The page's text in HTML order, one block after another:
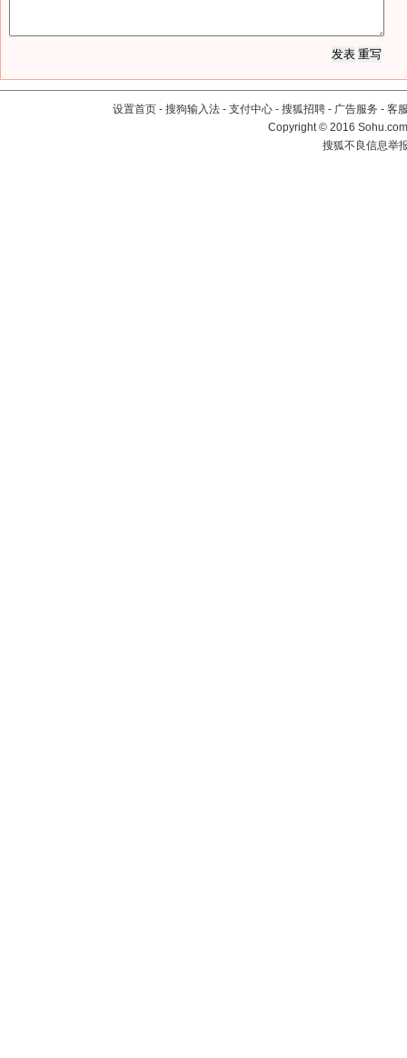
设置首页 - 搜狗输入法 - 支付中心 - 搜狐招聘 - 广告服务 - 客
Copyright©2016
搜狐不良信息举